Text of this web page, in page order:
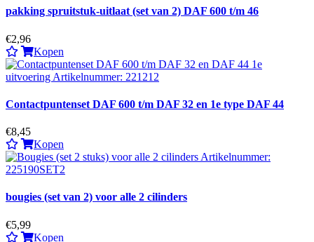
pakking spruitstuk-uitlaat (set van 2) DAF 600 t/m 46
€2,96
Kopen
Contactpuntenset DAF 600 t/m DAF 32 en 1e type DAF 44
€8,45
Kopen
bougies (set van 2) voor alle 2 cilinders
€5,99
Kopen